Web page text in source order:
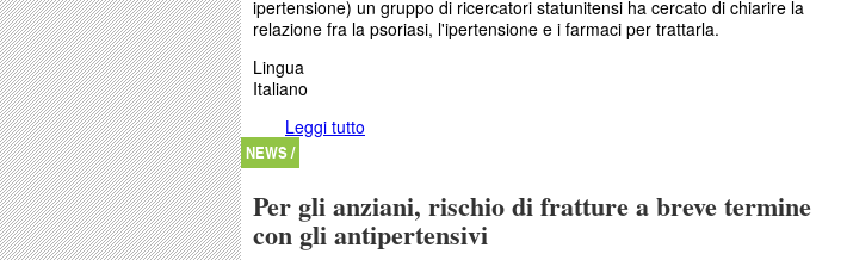
ipertensione) un gruppo di ricercatori statunitensi ha cercato di chiarire la
relazione fra la psoriasi, l'ipertensione e i farmaci per trattarla.
Lingua
Italiano
Leggi tutto
NEWS /
Per gli anziani, rischio di fratture a breve termine
con gli antipertensivi